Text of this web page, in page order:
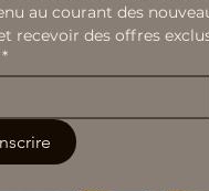
au courant des
recevoir des offres
*